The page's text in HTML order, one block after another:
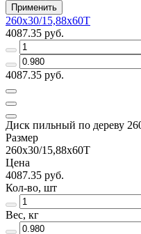
Применить
260х30/15,88х60Т
4087.35 руб.
4087.35 руб.
Диск пильный по дереву
Размер
260х30/15,88х60Т
Цена
4087.35 руб.
Кол-во, шт
Вес, кг